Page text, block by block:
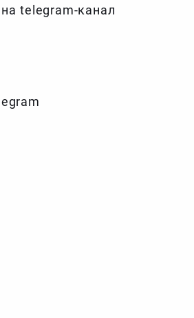
telegram-канал